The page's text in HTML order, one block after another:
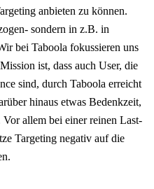
anbieten zu können.
sondern in z.B. in
bei Taboola fokussieren uns
ist, dass auch User, die
sind, durch Taboola erreicht
hinaus etwas Bedenkzeit,
allem bei einer reinen Last-
Targeting negativ auf die